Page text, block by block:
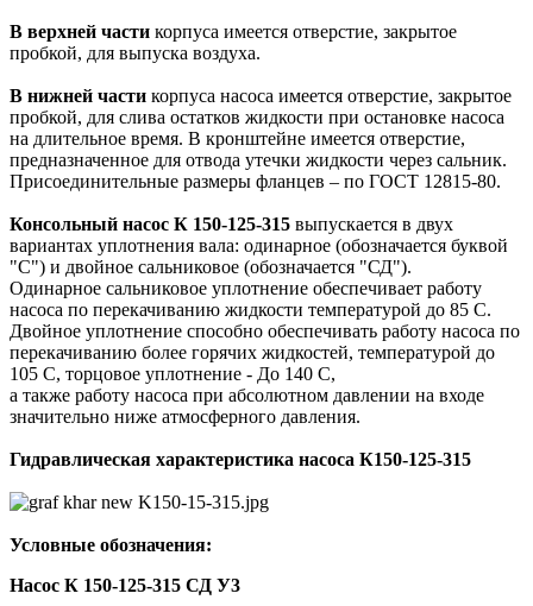
В верхней части корпуса имеется отверстие, закрытое
пробкой, для выпуска воздуха.
В нижней части корпуса насоса имеется отверстие, закрытое
пробкой, для слива остатков жидкости при остановке насоса
на длительное время. В кронштейне имеется отверстие,
предназначенное для отвода утечки жидкости через сальник.
Присоединительные размеры фланцев – по ГОСТ 12815-80.
Консольный насос К 150-125-315 выпускается в двух
вариантах уплотнения вала: одинарное (обозначается буквой
"С") и двойное сальниковое (обозначается "СД").
Одинарное сальниковое уплотнение обеспечивает работу
насоса по перекачиванию жидкости температурой до 85 С.
Двойное уплотнение способно обеспечивать работу насоса по
перекачиванию более горячих жидкостей, температурой до
105 С, торцовое уплотнение - До 140 С,
а также работу насоса при абсолютном давлении на входе
значительно ниже атмосферного давления.
Гидравлическая характеристика насоса К150-125-315
Условные обозначения:
Насос К 150-125-315 СД У3